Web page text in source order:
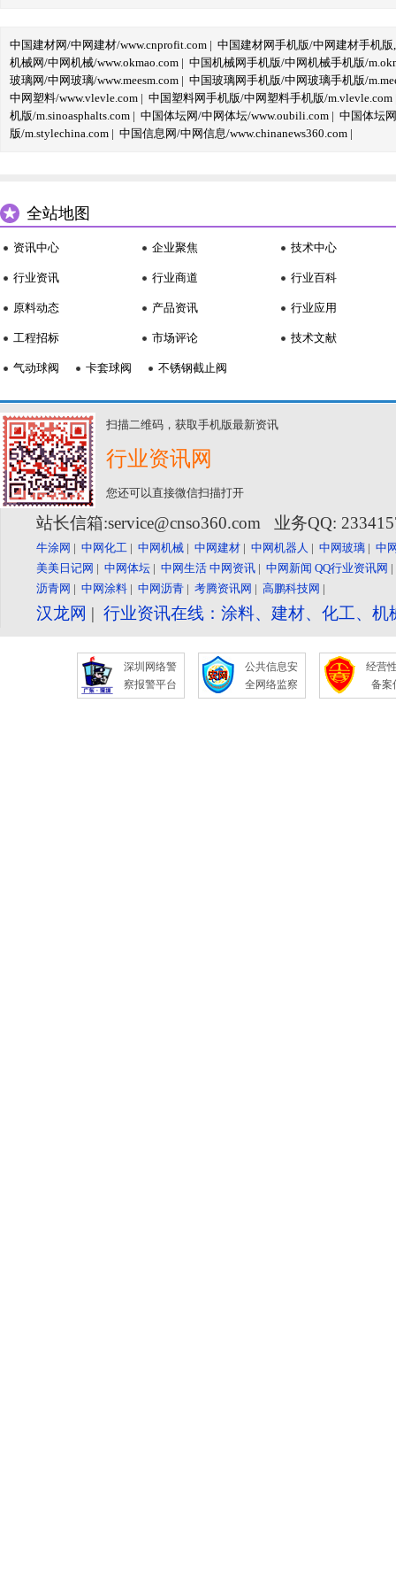
中国建材网/中网建材/www.cnprofit.com | 中国建材网手机版/中网建材手机版
机械网/中网机械/www.okmao.com | 中国机械网手机版/中网机械手机版/
玻璃网/中网玻璃/www.meesm.com | 中国玻璃网手机版/中网玻璃手机版/
中网塑料/www.vlevle.com | 中国塑料网手机版/中网塑料手机版/m.vlevle.com
机版/m.sinoasphalts.com | 中国体坛网/中网体坛/www.oubili.com | 中国体坛
版/m.stylechina.com | 中国信息网/中网信息/www.chinanews360.com |
全站地图
资讯中心
行业资讯
原料动态
工程招标
企业聚焦
行业商道
产品资讯
市场评论
技术中心
行业百科
行业应用
技术文献
气动球阀 卡套球阀 不锈钢截止阀
扫描二维码，获取手机版最新资讯
行业资讯网
您还可以直接微信扫描打开
站长信箱:service@cnso360.com 业务QQ:
牛涂网 | 中网化工 | 中网机械 | 中网建材 | 中网机器人 | 中网玻璃 | 中
美美日记网 | 中网体坛 | 中网生活 中网资讯 | 中网新闻 QQ行业资讯网
沥青网 | 中网涂料 | 中网沥青 | 考腾资讯网 | 高鹏科技网 |
汉龙网 | 行业资讯在线：涂料、建材、化工、
深圳网络警
察报警平台
公共信息安
全网络监察
经营
备案